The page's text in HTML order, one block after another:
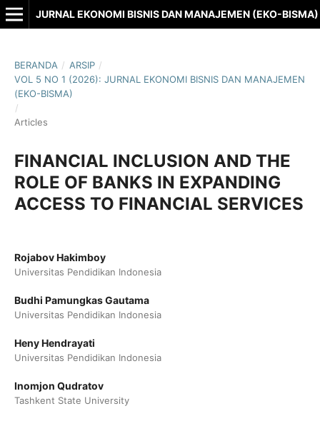
JURNAL EKONOMI BISNIS DAN MANAJEMEN (EKO-BISMA)
BERANDA / ARSIP /
VOL 5 NO 1 (2026): JURNAL EKONOMI BISNIS DAN MANAJEMEN
(EKO-BISMA)
/
Articles
FINANCIAL INCLUSION AND THE
ROLE OF BANKS IN EXPANDING
ACCESS TO FINANCIAL SERVICES
Rojabov Hakimboy
Universitas Pendidikan Indonesia
Budhi Pamungkas Gautama
Universitas Pendidikan Indonesia
Heny Hendrayati
Universitas Pendidikan Indonesia
Inomjon Qudratov
Tashkent State University